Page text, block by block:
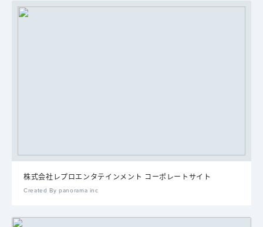
株式会社レプロエンタテインメント コーポレートサイト
Created By panorama inc